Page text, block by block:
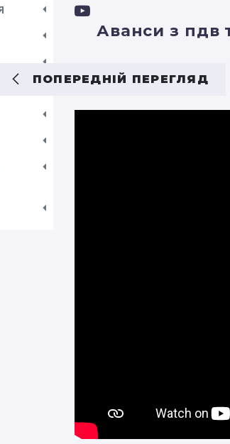
Аванси з пдв
ПОПЕРЕДНІЙ ПЕРЕГЛЯД